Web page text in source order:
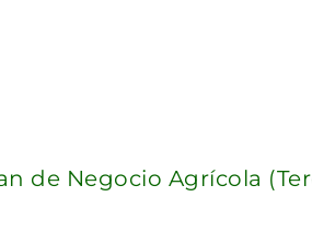
de Negocio Agrícola